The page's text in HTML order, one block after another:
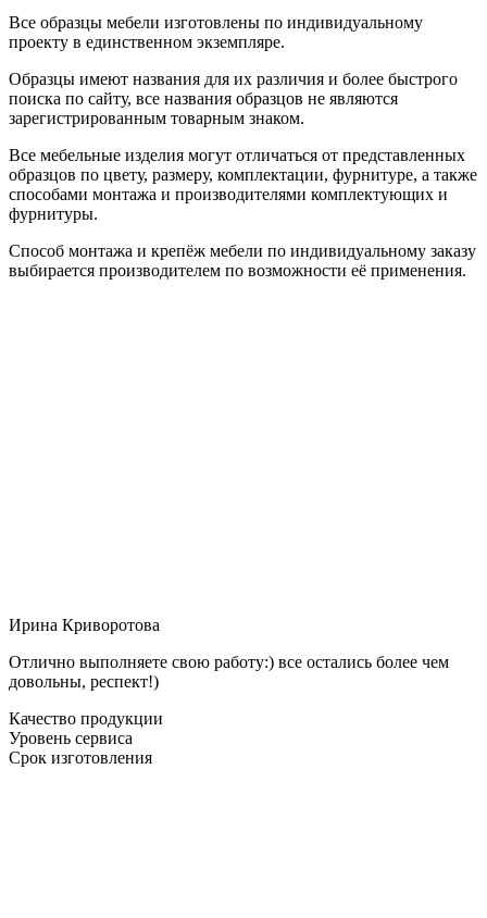
Все образцы мебели изготовлены по индивидуальному
проекту в единственном экземпляре.
Образцы имеют названия для их различия и более быстрого
поиска по сайту, все названия образцов не являются
зарегистрированным товарным знаком.
Все мебельные изделия могут отличаться от представленных
образцов по цвету, размеру, комплектации, фурнитуре, а также
способами монтажа и производителями комплектующих и
фурнитуры.
Способ монтажа и крепёж мебели по индивидуальному заказу
выбирается производителем по возможности её применения.
Ирина Криворотова
Отлично выполняете свою работу:) все остались более чем
довольны, респект!)
Качество продукции
Уровень сервиса
Срок изготовления